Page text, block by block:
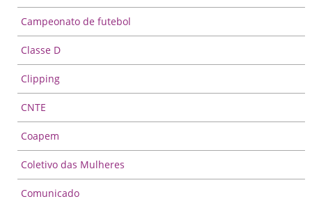
Campeonato de futebol
Classe D
Clipping
CNTE
Coapem
Coletivo das Mulheres
Comunicado